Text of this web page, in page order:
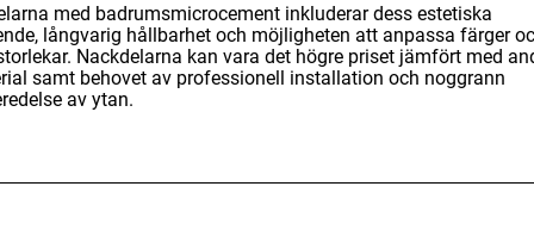
med badrumsmicrocement inkluderar dess estetiska
långvarig hållbarhet och möjligheten att anpassa färger
Nackdelarna kan vara det högre priset jämfört med
samt behovet av professionell installation och noggrann
av ytan.